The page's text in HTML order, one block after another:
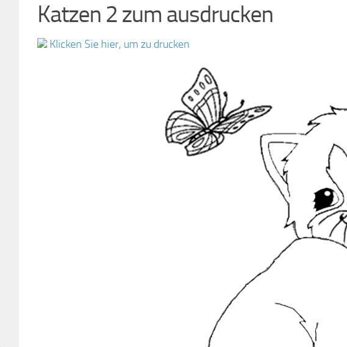
Katzen 2 zum ausdrucken
Klicken Sie hier, um zu drucken